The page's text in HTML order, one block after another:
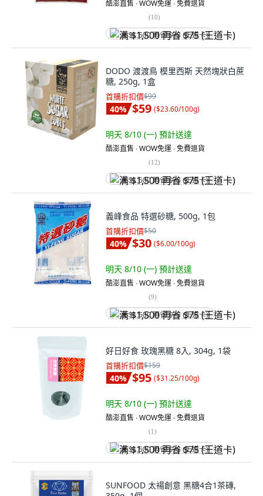
酷澎直售 ∙ WOW免運 ∙ 免費退貨
(10)
满 $1,500 再省 $75 (王道卡)
DODO 渡渡鳥 模里西斯 天然塊狀白蔗
糖, 250g, 1盒
首購折扣價$99
40% $59 ($23.60/100g)
明天 8/10 (一) 預計送達
酷澎直售 ∙ WOW免運 ∙ 免費退貨
(12)
满 $1,500 再省 $75 (王道卡)
義峰食品 特選砂糖, 500g, 1包
首購折扣價$50
40% $30 ($6.00/100g)
明天 8/10 (一) 預計送達
酷澎直售 ∙ WOW免運 ∙ 免費退貨
(9)
满 $1,500 再省 $75 (王道卡)
好日好食 玫瑰黑糖 8入, 304g, 1袋
首購折扣價$159
40% $95 ($31.25/100g)
明天 8/10 (一) 預計送達
酷澎直售 ∙ WOW免運 ∙ 免費退貨
(1)
满 $1,500 再省 $75 (王道卡)
SUNFOOD 太禓創意 黑糖4合1茶磚,